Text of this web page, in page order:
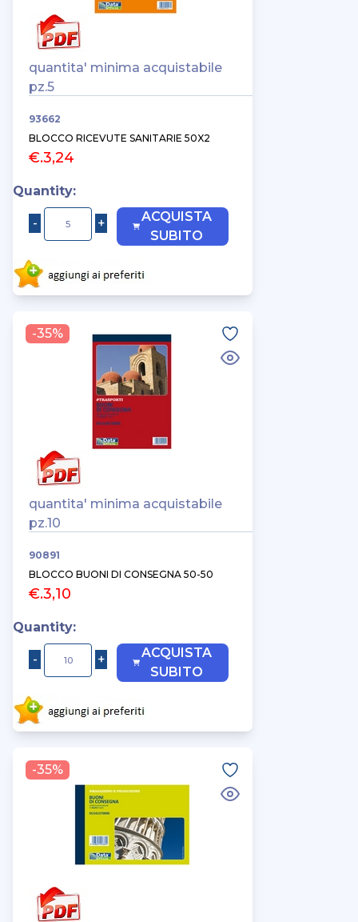
quantita' minima acquistabile
pz.5
93662
BLOCCO RICEVUTE SANITARIE 50X2
€.3,24
Quantity:
ACQUISTA
SUBITO
quantita' minima acquistabile
pz.10
90891
BLOCCO BUONI DI CONSEGNA 50-50
€.3,10
Quantity:
ACQUISTA
SUBITO
-35%
-35%